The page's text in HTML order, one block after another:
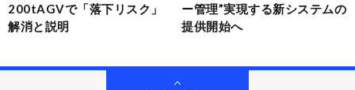
200tAGVで「落下リスク」
解消と説明
ー管理”実現する新システムの
提供開始へ